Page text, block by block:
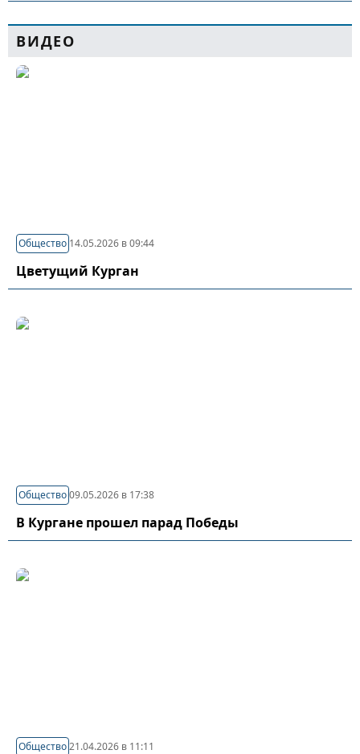
ВИДЕО
Общество 14.05.2026 в 09:44
Цветущий Курган
Общество09.05.2026 в 17:38
В Кургане прошел парад Победы
Общество21.04.2026 в 11:11